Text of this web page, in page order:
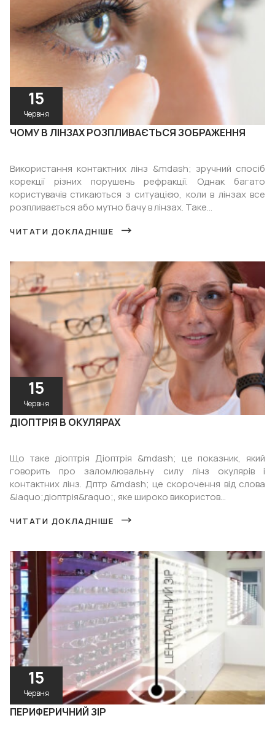
15
Червня
ЧОМУ В ЛІНЗАХ РОЗПЛИВАЄТЬСЯ ЗОБРАЖЕННЯ
Використання контактних лінз &mdash; зручний спосіб
корекції різних порушень рефракції. Однак багато
користувачів стикаються з ситуацією, коли в лінзах все
розпливається або мутно бачу в лінзах. Таке...
ЧИТАТИ ДОКЛАДНІШЕ
15
Червня
ДІОПТРІЯ В ОКУЛЯРАХ
Що таке діоптрія Діоптрія &mdash; це показник, який
говорить про заломлювальну силу лінз окулярів і
контактних лінз. Дптр &mdash; це скорочення від слова
&laquo;діоптрія&raquo;, яке широко використов...
ЧИТАТИ ДОКЛАДНІШЕ
15
Червня
ПЕРИФЕРИЧНИЙ ЗІР